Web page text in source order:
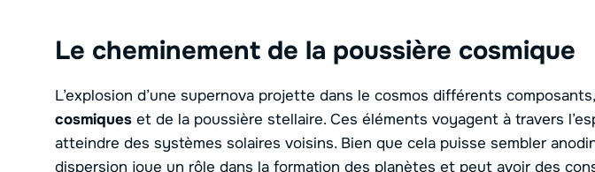
Le cheminement de la poussière cosmique
L’explosion d’une supernova projette dans le cosmos différents
cosmiques et de la poussière stellaire. Ces éléments voyagent à travers
atteindre des systèmes solaires voisins. Bien que cela puisse sembler
dispersion joue un rôle dans la formation des planètes et peut avoir des